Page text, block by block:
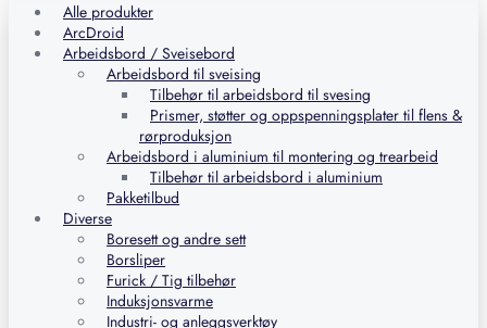
Alle produkter
ArcDroid
Arbeidsbord / Sveisebord
Arbeidsbord til sveising
Tilbehør til arbeidsbord til svesing
Prismer, støtter og oppspenningsplater til flens &
rørproduksjon
Arbeidsbord i aluminium til montering og trearbeid
Tilbehør til arbeidsbord i aluminium
Pakketilbud
Diverse
Boresett og andre sett
Borsliper
Furick / Tig tilbehør
Induksjonsvarme
Industri- og anleggsverktøy